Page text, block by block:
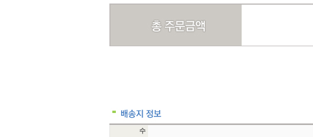
수